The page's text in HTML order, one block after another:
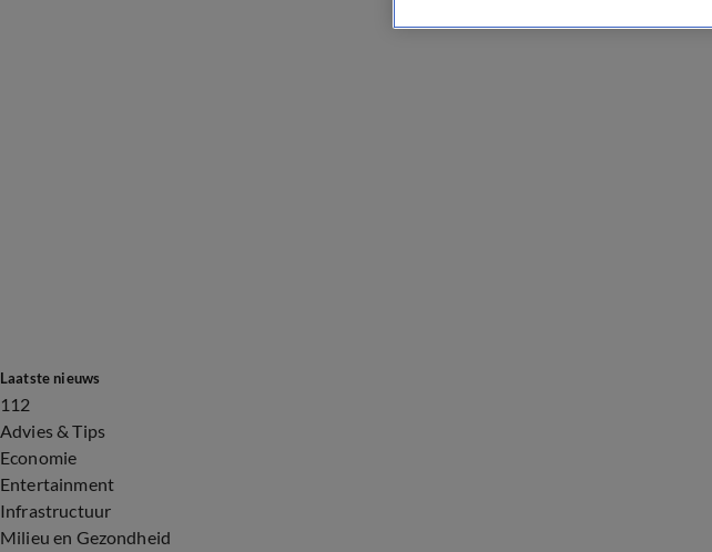
Laatste nieuws
112
Advies & Tips
Economie
Entertainment
Infrastructuur
Milieu en Gezondheid